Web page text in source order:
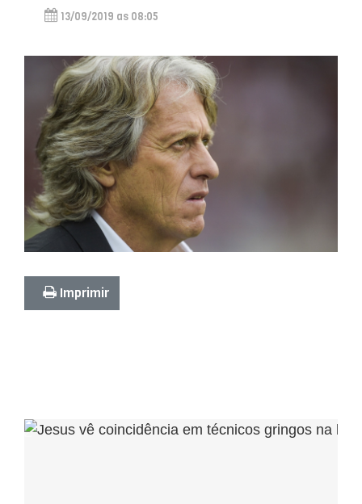
13/09/2019 as 08:05
Imprimir